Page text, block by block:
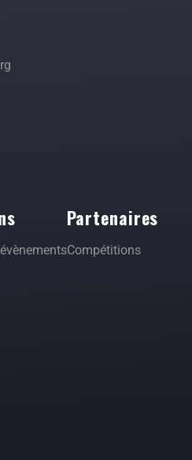
Partenaires
Compétitions